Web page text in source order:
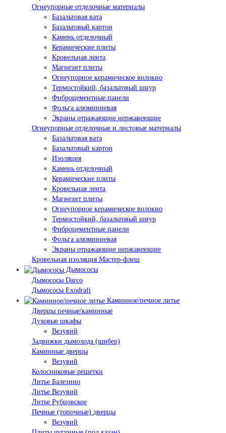
Огнеупорные отделочные материалы
Базальтовая вата
Базальтовый картон
Камень отделочный
Керамические плиты
Кровельная лента
Магнезит плиты
Огнеупорное керамическое волокно
Термостойкий, базальтовый шнур
Фиброцементные панели
Фольга алюминиевая
Экраны отражающие нержавеющие
Огнеупорные отделочные и листовые материалы
Базальтовая вата
Базальтовый картон
Изоляция
Камень отделочный
Керамические плиты
Кровельная лента
Магнезит плиты
Огнеупорное керамическое волокно
Термостойкий, базальтовый шнур
Фиброцементные панели
Фольга алюминиевая
Экраны отражающие нержавеющие
Кровельная изоляция Мастер-флеш
Дымососы
Дымососы Darco
Дымососы Exodraft
Каминное/печное литье
Дверцы печные/каминные
Духовые шкафы
Везувий
Задвижки дымохода (шибер)
Каминные дверцы
Везувий
Колосниковые решетки
Литье Балезино
Литье Везувий
Литье Рубцовское
Печные (топочные) дверцы
Везувий